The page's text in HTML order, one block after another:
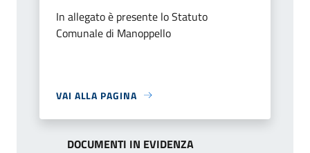
In allegato è presente lo Statuto
Comunale di Manoppello
VAI ALLA PAGINA
DOCUMENTI IN EVIDENZA